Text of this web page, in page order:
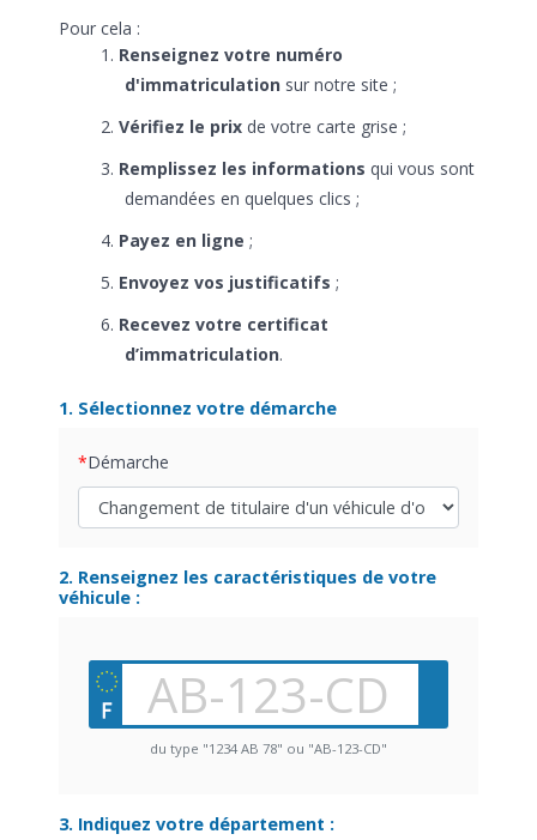
Pour cela :
Renseignez votre numéro
d'immatriculationsur notre site ;
Vérifiez le prixde votre carte grise ;
Remplissez les informations qui vous sont
demandées en quelques clics ;
Payez en ligne ;
Envoyez vos justificatifs ;
Recevez votre certificat
d’immatriculation.
1. Sélectionnez votre démarche
Démarche
2. Renseignez les caractéristiques de votre
véhicule :
du type "1234 AB 78" ou "AB-123-CD"
3. Indiquez votre département :